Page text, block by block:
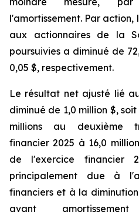
l'amortissement. Par
aux actionnaires de la
poursuivies a diminué de
0,05 $, respectivement.
Le résultat net ajusté lié
diminué de 1,0 million $,
millions au deuxième
financier 2025 à 16,0
de l'exercice financier
principalement due à
financiers et à la
avant